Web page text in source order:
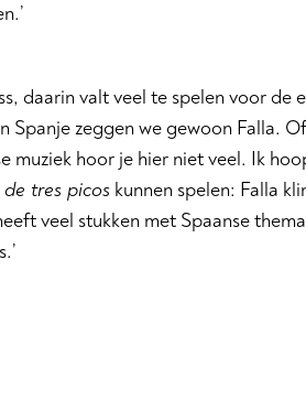
daarin valt veel te spelen voor de
Spanje zeggen we gewoon Falla.
muziek hoor je hier niet veel. Ik
tres picos kunnen spelen: Falla
veel stukken met Spaanse